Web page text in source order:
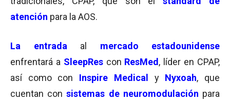
atención para la AOS.
La entrada al mercado estadounidense
enfrentará a SleepRes con ResMed , líder en CPAP,
así como con Inspire Medical y Nyxoah, que
cuentan consistemas de neuromodulación para